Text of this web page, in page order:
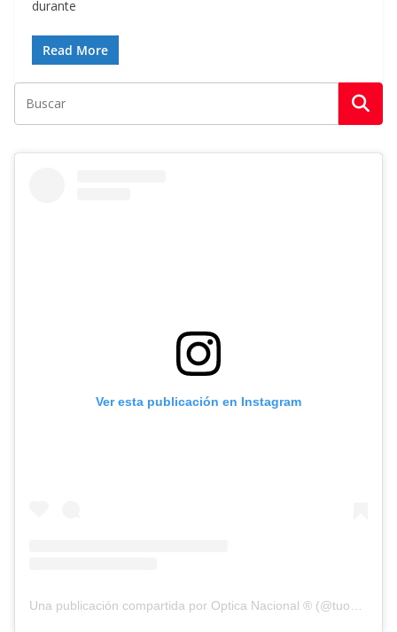
durante
Read More
Ver esta publicación en Instagram
Una publicación compartida por Optica Nacional ® (@tuopticanacional)